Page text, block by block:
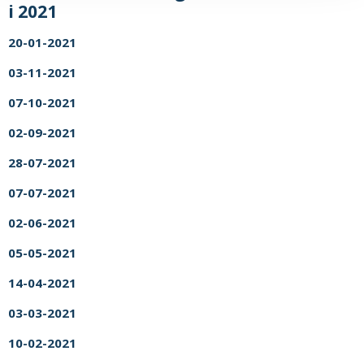
i 2021
20-01-2021
03-11-2021
07-10-2021
02-09-2021
28-07-2021
07-07-2021
02-06-2021
05-05-2021
14-04-2021
03-03-2021
10-02-2021